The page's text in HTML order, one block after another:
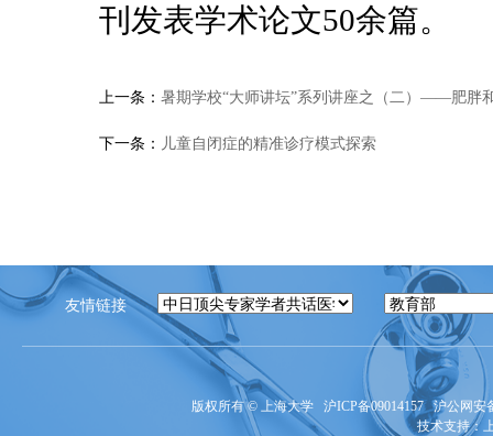
刊发表学术论文50余篇。
上一条： 暑期学校“大师讲坛”系列讲座之（二）——肥胖
下一条： 儿童自闭症的精准诊疗模式探索
友情链接
版权所有 © 上海大学 沪ICP备09014157 沪公网安
技术支持：